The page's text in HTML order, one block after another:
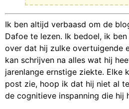
Ik ben altijd verbaasd om de
Dafoe te lezen. Ik bedoel, ik
over dat hij zulke overtuigende
kan schrijven na alles wat hij
jarenlange ernstige ziekte. Elke
post zie, hoop ik dat hij niet al
de cognitieve inspanning die hij